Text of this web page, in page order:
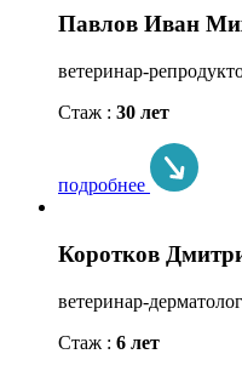
Павлов Иван
ветеринар-
Стаж : 30 лет
подробнее
Коротков
ветеринар-дерматолог
Стаж : 6 лет